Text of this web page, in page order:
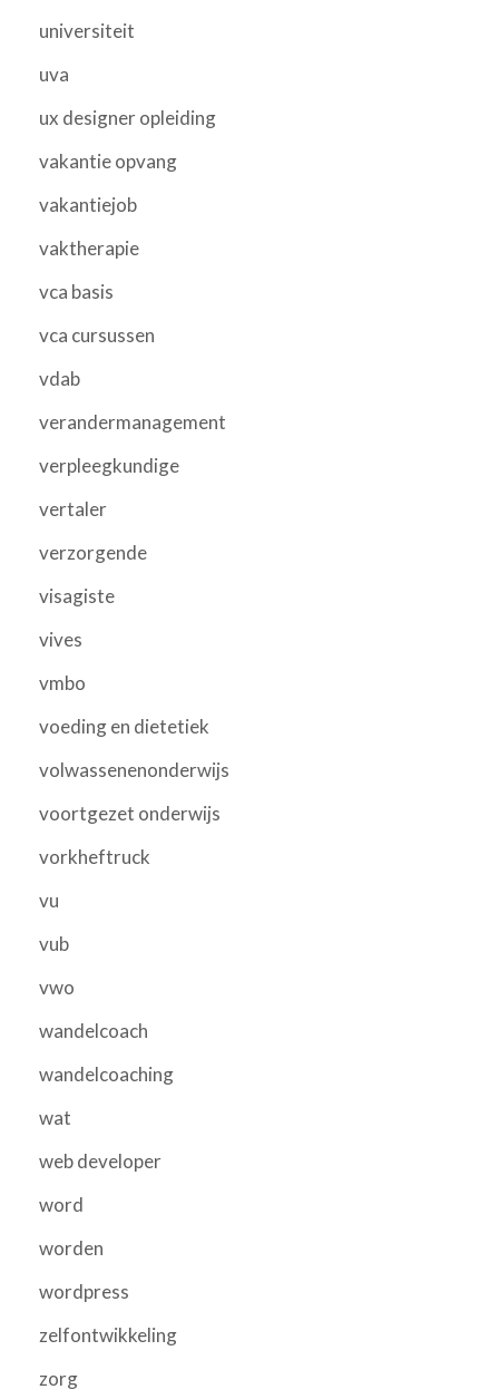
universiteit
uva
ux designer opleiding
vakantie opvang
vakantiejob
vaktherapie
vca basis
vca cursussen
vdab
verandermanagement
verpleegkundige
vertaler
verzorgende
visagiste
vives
vmbo
voeding en dietetiek
volwassenenonderwijs
voortgezet onderwijs
vorkheftruck
vu
vub
vwo
wandelcoach
wandelcoaching
wat
web developer
word
worden
wordpress
zelfontwikkeling
zorg